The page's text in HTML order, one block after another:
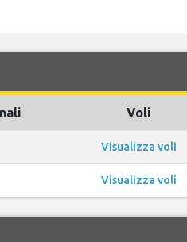
Voli
Visualizza voli
Visualizza voli